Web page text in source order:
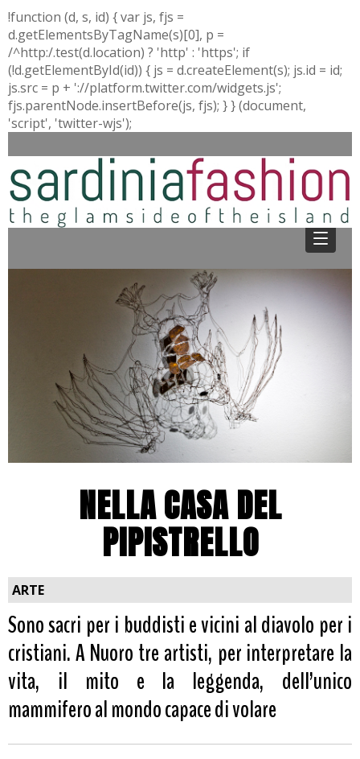
!function (d, s, id) { var js, fjs =
d.getElementsByTagName(s)[0], p =
/^http:/.test(d.location) ? 'http' : 'https'; if
(!d.getElementById(id)) { js = d.createElement(s); js.id = id;
js.src = p + '://platform.twitter.com/widgets.js';
fjs.parentNode.insertBefore(js, fjs); } } (document,
'script', 'twitter-wjs');
NELLA CASA DEL
PIPISTRELLO
ARTE
Sono sacri per i buddisti e vicini al diavolo per i
cristiani. A Nuoro tre artisti, per interpretare la
vita, il mito e la leggenda, dell’unico
mammifero al mondo capace di volare